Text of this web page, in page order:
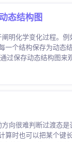
态结构图
明化学变化过程。
一个结构保存为动态
过保存动态结构图来
向很难判断过渡态
算时也可以把某个键